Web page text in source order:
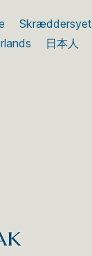
Skræddersyet
日本人